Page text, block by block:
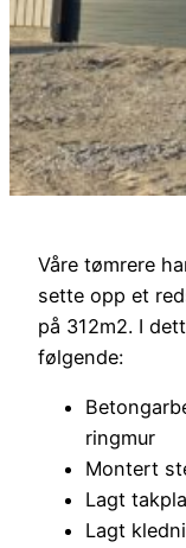
Våre tømrere
sette opp et
på 312m2. I
følgende:
ringmur
Montert
Lagt
Lagt